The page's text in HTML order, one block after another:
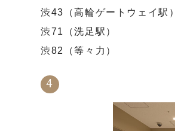
渋43（高輪ゲートウェイ駅）
渋71（洗足駅）
渋82（等々力）